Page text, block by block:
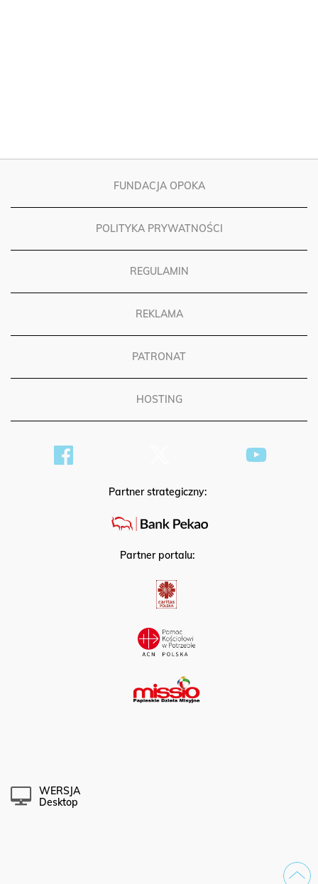
FUNDACJA OPOKA
POLITYKA PRYWATNOŚCI
REGULAMIN
REKLAMA
PATRONAT
HOSTING
Partner strategiczny:
Partner portalu:
WERSJA
Desktop